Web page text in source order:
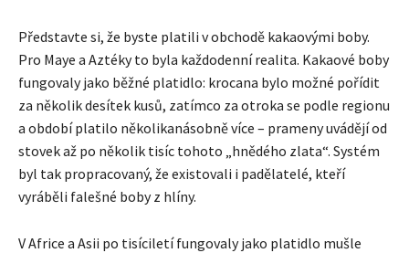
Představte si, že byste platili v obchodě kakaovými boby.
Pro Maye a Aztéky to byla každodenní realita. Kakaové boby
fungovaly jako běžné platidlo: krocana bylo možné pořídit
za několik desítek kusů, zatímco za otroka se podle regionu
a období platilo několikanásobně více – prameny uvádějí od
stovek až po několik tisíc tohoto „hnědého zlata“. Systém
byl tak propracovaný, že existovali i padělatelé, kteří
vyráběli falešné boby z hlíny.
V Africe a Asii po tisíciletí fungovaly jako platidlo mušle